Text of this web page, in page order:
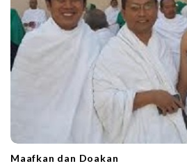
Maafkan dan Doakan